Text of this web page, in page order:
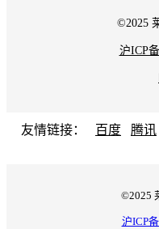
©2025
沪ICP
友情链接： 百度 腾讯
©2025
沪ICP